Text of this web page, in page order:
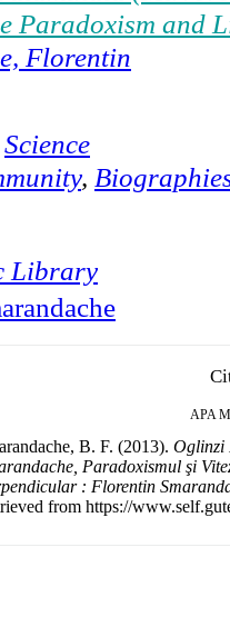
Paradoxism and
Florentin
Science
,
Library
APA
B. F. (2013). Oglinzi
Paradoxismul şi
: Florentin
from https://